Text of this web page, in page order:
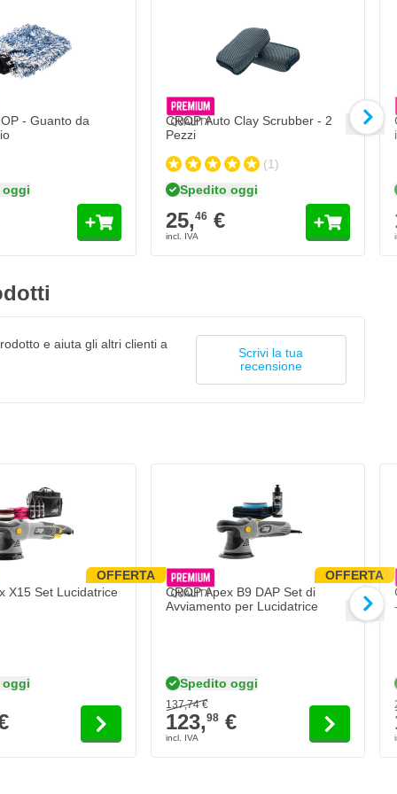
- Guanto da
oggi
CROP Auto Clay Scrubber - 2
Pezzi
(1)
Spedito oggi
25,46 €
e aiuta gli altri clienti a
Scrivi la tua
recensione
prodotto.
X15 Set Lucidatrice
oggi
dalle opzioni scelte nella pagina del prodotto.
OFFERTA
CROP Apex B9 DAP Set di
Avviamento per Lucidatrice
Spedito oggi
Il prezzo dipende dalle opzioni scelte
137,74€
123,98 €
OFFERTA